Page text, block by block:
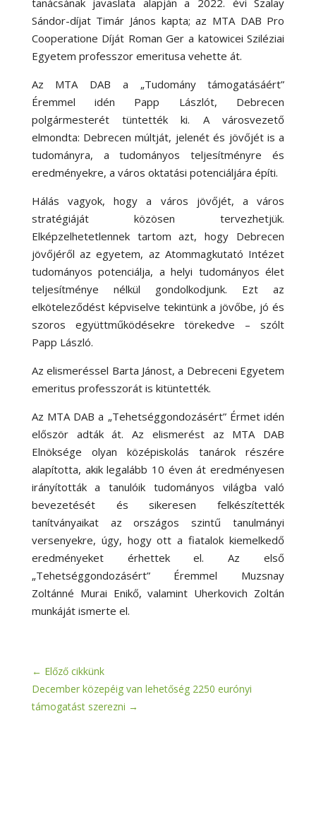
Sándor-díjat Timár János kapta; az MTA DAB Pro
Cooperatione Díját Roman Ger a katowicei Sziléziai
Egyetem professzor emeritusa vehette át.
Az MTA DAB a „Tudomány támogatásáért”
Éremmel idén Papp Lászlót, Debrecen
polgármesterét tüntették ki. A városvezető
elmondta: Debrecen múltját, jelenét és jövőjét is a
tudományra, a tudományos teljesítményre és
eredményekre, a város oktatási potenciáljára építi.
Hálás vagyok, hogy a város jövőjét, a város
stratégiáját közösen tervezhetjük.
Elképzelhetetlennek tartom azt, hogy Debrecen
jövőjéről az egyetem, az Atommagkutató Intézet
tudományos potenciálja, a helyi tudományos élet
teljesítménye nélkül gondolkodjunk. Ezt az
elköteleződést képviselve tekintünk a jövőbe, jó és
szoros együttműködésekre törekedve – szólt
Papp László.
Az elismeréssel Barta Jánost, a Debreceni Egyetem
emeritus professzorát is kitüntették.
Az MTA DAB a „Tehetséggondozásért” Érmet idén
először adták át. Az elismerést az MTA DAB
Elnöksége olyan középiskolás tanárok részére
alapította, akik legalább 10 éven át eredményesen
irányították a tanulóik tudományos világba való
bevezetését és sikeresen felkészítették
tanítványaikat az országos szintű tanulmányi
versenyekre, úgy, hogy ott a fiatalok kiemelkedő
eredményeket érhettek el. Az első
„Tehetséggondozásért” Éremmel Muzsnay
Zoltánné Murai Enikő, valamint Uherkovich Zoltán
munkáját ismerte el.
← Előző cikkünk
December közepéig van lehetőség 2250 eurónyi
támogatást szerezni →